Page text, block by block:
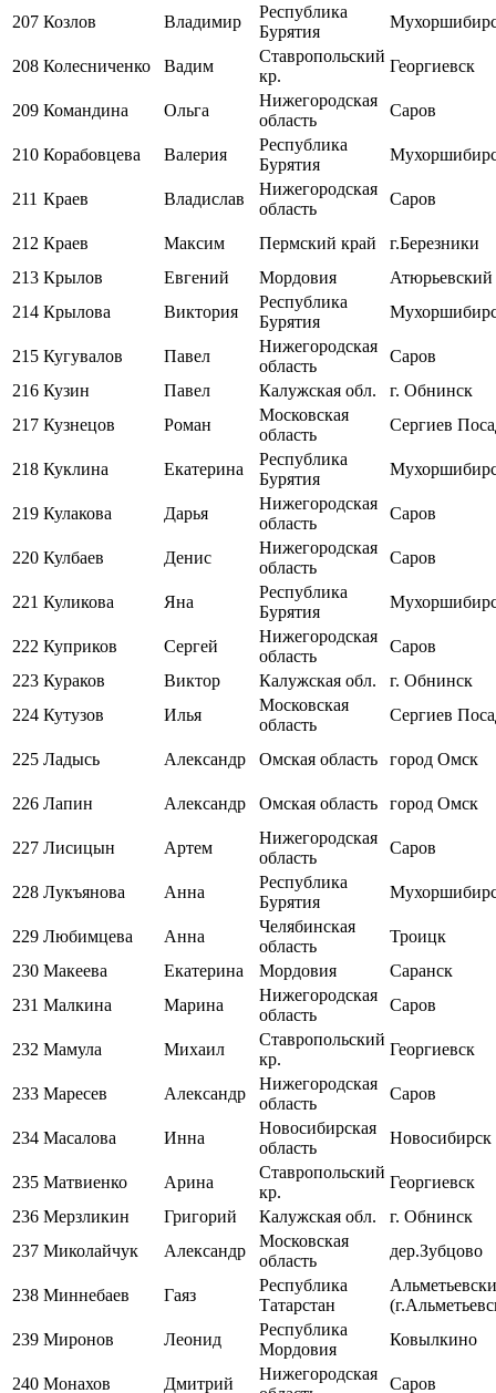
207 Козлов Владимир
Республика
Бурятия
208 Колесниченко Вадим
Ставропольский
кр.
Георгиевск
209 Командина Ольга
Нижегородская
область
Саров
210 Корабовцева Валерия
Республика
Бурятия
211 Краев Владислав
Нижегородская
область
Саров
212 Краев Максим Пермский край
г.Березники
213 Крылов Евгений Мордовия
Атюрьевский
214 Крылова Виктория
Республика
Бурятия
215 Кугувалов Павел
Нижегородская
область
Саров
216 Кузин Павел Калужская обл.
г. Обнинск
217 Кузнецов Роман
Московская
область
Сергиев
218 Куклина Екатерина
Республика
Бурятия
219 Кулакова Дарья
Нижегородская
область
Саров
220 Кулбаев Денис
Нижегородская
область
Саров
221 Куликова Яна
Республика
Бурятия
222 Куприков Сергей
Нижегородская
область
Саров
223 Кураков Виктор Калужская обл.
г. Обнинск
224 Кутузов Илья
Московская
область
Сергиев
225 Ладысь Александр Омская область город Омск
226 Лапин Александр Омская область город Омск
227 Лисицын Артем
Нижегородская
область
Саров
228 Лукъянова Анна
Республика
Бурятия
229 Любимцева Анна
Челябинская
область
Троицк
230 Макеева Екатерина Мордовия
Саранск
231 Малкина Марина
Нижегородская
область
Саров
232 Мамула Михаил
Ставропольский
кр.
Георгиевск
233 Маресев Александр
Нижегородская
область
Саров
234 Масалова Инна
Новосибирская
область
Новосибирск
235 Матвиенко Арина
Ставропольский
кр.
Георгиевск
236 Мерзликин Григорий Калужская обл.
г. Обнинск
237 Миколайчук Александр
Московская
область
дер.Зубцово
238 Миннебаев Гаяз
Республика
Татарстан
239 Миронов Леонид
Республика
Мордовия
Ковылкино
240 Монахов Дмитрий
Нижегородская
Саров